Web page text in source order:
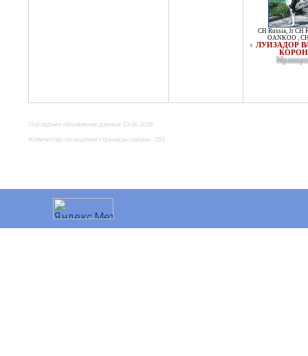
CH Russia, Jr CH
OANKOO ,
♀ ЛУИЗАДОР
Последнее обновление данных 03.06.2026
Количество посещений страницы собаки - 203